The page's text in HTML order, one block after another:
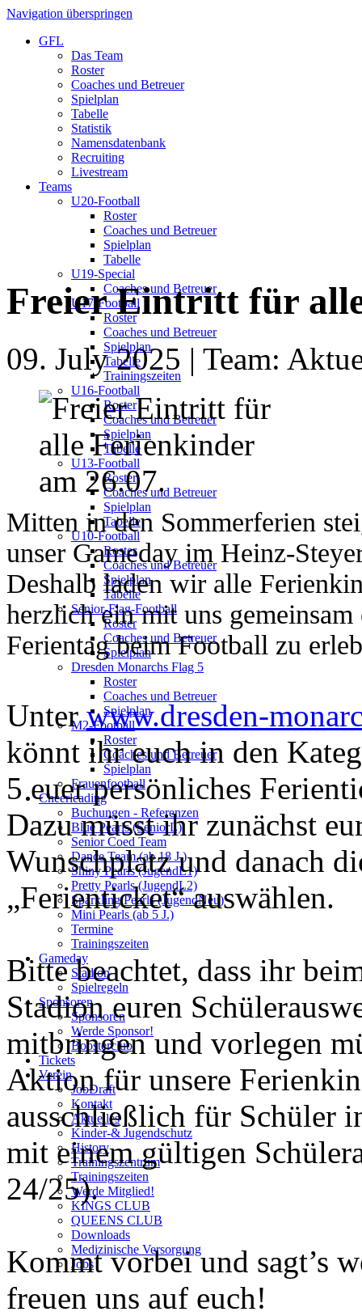
Navigation überspringen
GFL
Das Team
Roster
Coaches und Betreuer
Spielplan
Tabelle
Statistik
Namensdatenbank
Recruiting
Livestream
Teams
U20-Football
Roster
Coaches und Betreuer
Spielplan
Tabelle
U19-Special
Coaches und Betreuer
U17-Football
Roster
Coaches und Betreuer
Spielplan
Tabelle
Trainingszeiten
U16-Football
Roster
Coaches und Betreuer
Spielplan
Tabelle
U13-Football
Roster
Coaches und Betreuer
Spielplan
Tabelle
U10-Football
Roster
Coaches und Betreuer
Spielplan
Tabelle
Senior-Flag-Football
Roster
Coaches und Betreuer
Spielplan
Dresden Monarchs Flag 5
Roster
Coaches und Betreuer
Spielplan
M2-Football
Roster
Coaches und Betreuer
Spielplan
Frauenfootball
Cheerleading
Buchungen - Referenzen
Blue Pearls (SeniorL)
Senior Coed Team
Dance Team (ab 18 J.)
Shiny Pearls (JugendL1)
Pretty Pearls (JugendL2)
Sparkling Pearls (JugendNeu)
Mini Pearls (ab 5 J.)
Termine
Trainingszeiten
Gameday
Stadion
Spielregeln
Sponsoren
Sponsoren
Werde Sponsor!
Boosterclub
Tickets
Verein
JobDraft
Kontakt
Aktuelles
Kinder-& Jugendschutz
History
Trainingszentrum
Trainingszeiten
Werde Mitglied!
KINGS CLUB
QUEENS CLUB
Downloads
Medizinische Versorgung
Jobs
Freier Eintritt für
09. July 2025 | Team:
Mitten in den Sommerferien
unser Gameday im Heinz-
Deshalb laden wir alle
herzlich ein mit uns gemeinsam
Ferientag beim Football zu
Unterwww.dresden-
könnt ihr euch in den
5 euer persönliches
Dazu müsst ihr zunächst
Wunschplatz und danach
„Ferienticket“ auswählen.
Bitte beachtet, dass ihr
Stadion euren
mitbringen und vorlegen
Aktion für unsere
ausschließlich für Schüler
mit einem gültigen
24/25).
Kommt vorbei und sagt’s
freuen uns auf euch!